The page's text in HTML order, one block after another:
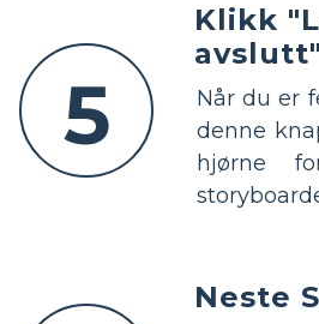
5
Klikk
avslutt"
Når du er
denne
hjørne
Neste